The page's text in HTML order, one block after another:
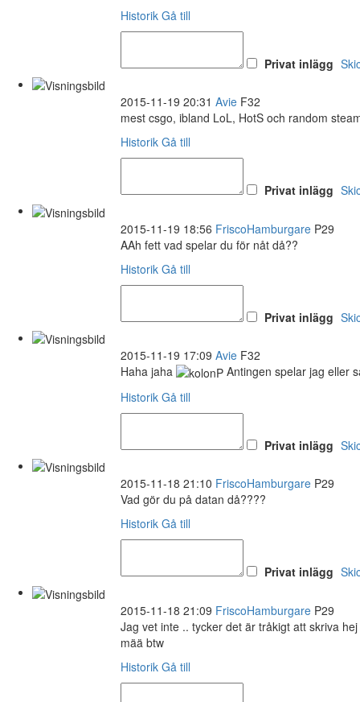
Historik Gå till
Privat inlägg
2015-11-19 20:31 Avie F32
mest csgo, ibland LoL, HotS och random
Historik Gå till
Privat inlägg
2015-11-19 18:56 FriscoHamburgare P29
AAh fett vad spelar du för nåt då??
Historik Gå till
Privat inlägg
2015-11-19 17:09 Avie F32
Haha jaha
Antingen spelar jag eller
Historik Gå till
Privat inlägg
2015-11-18 21:10 FriscoHamburgare P29
Vad gör du på datan då????
Historik Gå till
Privat inlägg
2015-11-18 21:09 FriscoHamburgare P29
Jag vet inte .. tycker det är tråkigt att skriva
mää btw
Historik Gå till